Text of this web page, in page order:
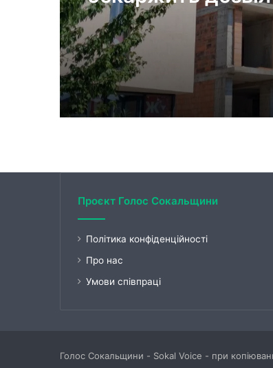
будівництво на
Олесницького
Проєкт Голос Сокальщини
Політика конфіденційності
Про нас
Умови співпраці
Голос Сокальщини - Sokal Voice - при